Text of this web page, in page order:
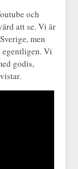
och
att se. Vi är
men
Vi
godis,